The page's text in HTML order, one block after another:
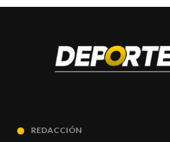
REDACCIÓN